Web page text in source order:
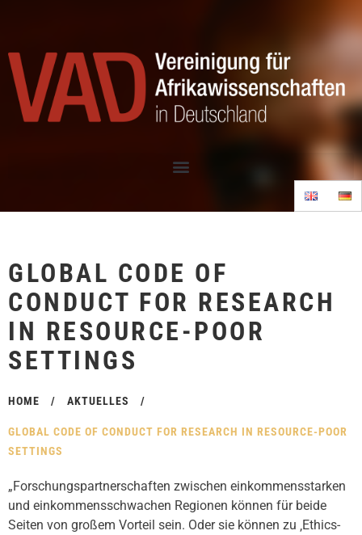
GLOBAL CODE OF
CONDUCT FOR RESEARCH
IN RESOURCE-POOR
SETTINGS
HOME / AKTUELLES /
GLOBAL CODE OF CONDUCT FOR RESEARCH IN RESOURCE-POOR
SETTINGS
„Forschungspartnerschaften zwischen einkommensstarken
und einkommensschwachen Regionen können für beide
Seiten von großem Vorteil sein. Oder sie können zu ‚Ethics-